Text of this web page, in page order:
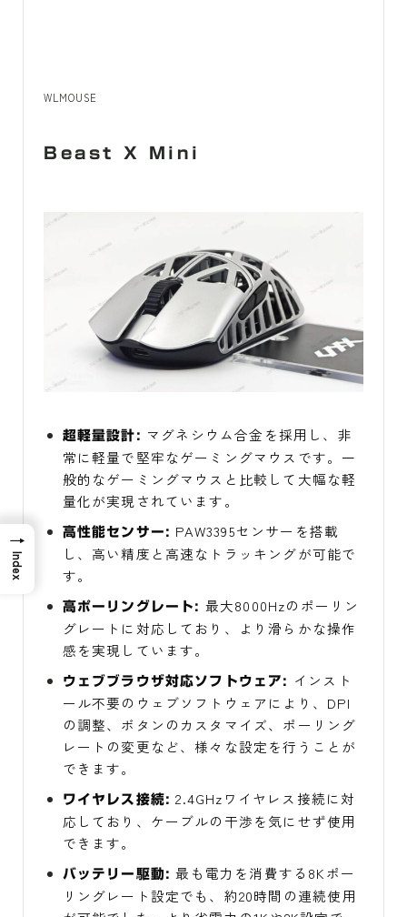
WLMOUSE
Beast X Mini
超軽量設計: マグネシウム合金を採用し、非
常に軽量で堅牢なゲーミングマウスです。一
般的なゲーミングマウスと比較して大幅な軽
量化が実現されています。
高性能センサー: PAW3395センサーを搭載
し、高い精度と高速なトラッキングが可能で
す。
高ポーリングレート: 最大8000Hzのポーリン
グレートに対応しており、より滑らかな操作
感を実現しています。
ウェブブラウザ対応ソフトウェア:
インスト
ール不要のウェブソフトウェアにより、DPI
の調整、ボタンのカスタマイズ、ポーリング
レートの変更など、様々な設定を行うことが
できます。
ワイヤレス接続: 2.4GHzワイヤレス接続に対
応しており、ケーブルの干渉を気にせず使用
できます。
バッテリー駆動: 最も電力を消費する8Kポー
リングレート設定でも、約20時間の連続使用
→
Index